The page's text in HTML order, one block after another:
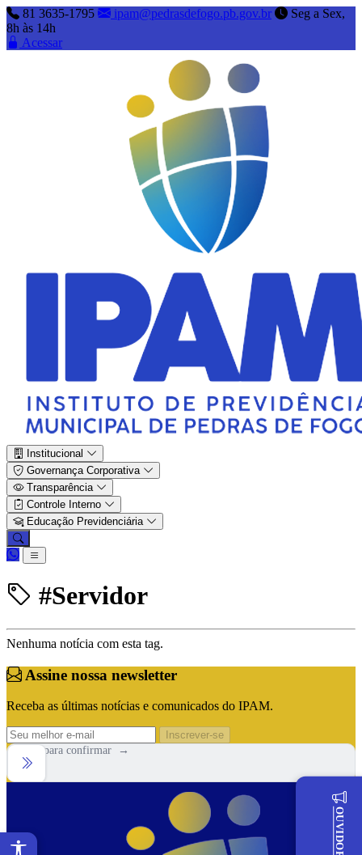
OUVIDORIA
81 3635-1795 ipam@pedrasdefogo.pb.gov.br
Seg a Sex,
8h às 14h
Acessar
Institucional
Governança Corporativa
Transparência
Controle Interno
Educação Previdenciária
#Servidor
Nenhuma notícia com esta tag.
Assine nossa newsletter
Receba as últimas notícias e comunicados do IPAM.
Inscrever-se
Arraste para confirmar →